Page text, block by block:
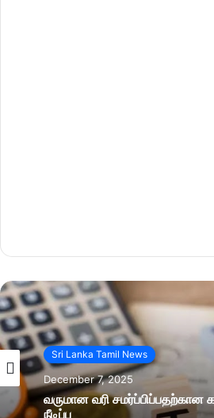
Sri Lanka Tamil News
December 7, 2025
வருமான வரி
நீடிப்பு